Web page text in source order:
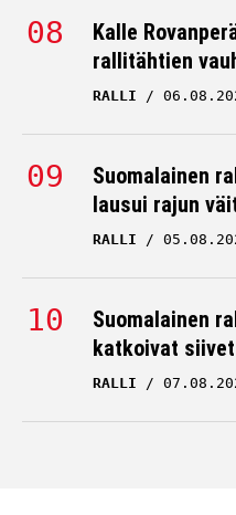
Kalle
rallitähtien
RALLI
Suomalainen
lausui rajun
RALLI
Suomalainen
katkoivat
RALLI